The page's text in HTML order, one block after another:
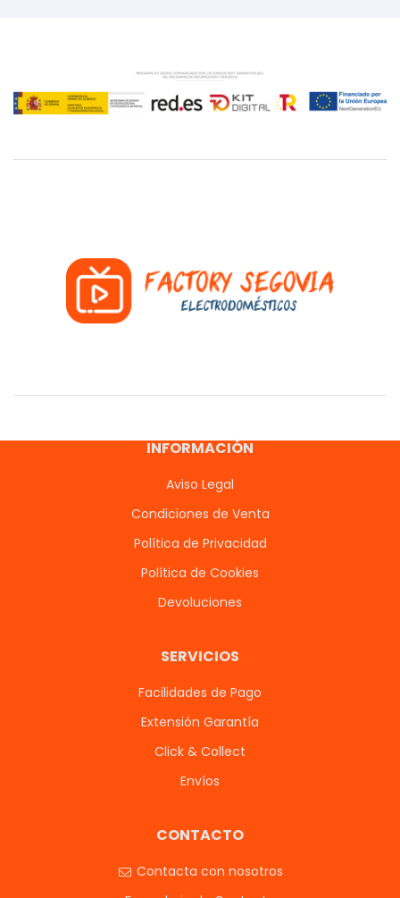
INFORMACIÓN
Aviso Legal
Condiciones de Venta
Política de Privacidad
Política de Cookies
Devoluciones
SERVICIOS
Facilidades de Pago
Extensión Garantía
Click & Collect
Envíos
CONTACTO
Contacta con nosotros